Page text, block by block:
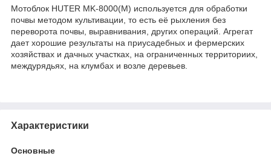
Мотоблок HUTER MK-8000(M) используется для обработки
почвы методом культивации, то есть её рыхления без
переворота почвы, выравнивания, других операций. Агрегат
дает хорошие результаты на приусадебных и фермерских
хозяйствах и дачных участках, на ограниченных территориих,
междурядьях, на клумбах и возле деревьев.
Характеристики
Основные